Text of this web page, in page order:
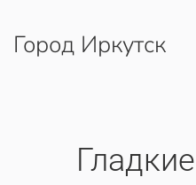
Перейти к содержимому
Город Иркутск